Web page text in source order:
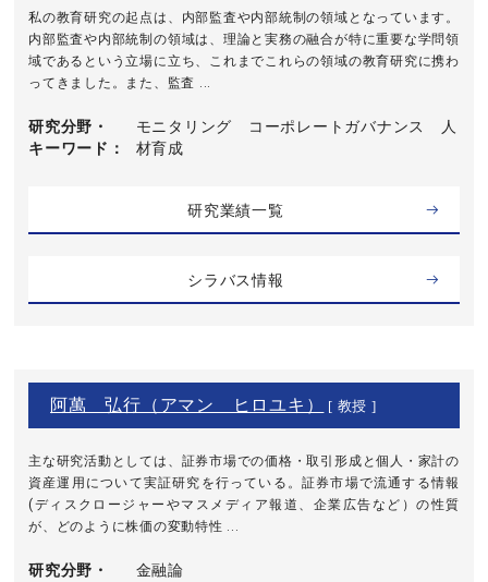
私の教育研究の起点は、内部監査や内部統制の領域となっています。
内部監査や内部統制の領域は、理論と実務の融合が特に重要な学問領
域であるという立場に立ち、これまでこれらの領域の教育研究に携わ
ってきました。また、監査 ...
研究分野・
キーワード
モニタリング コーポレートガバナンス 人
材育成
研究業績一覧
シラバス情報
阿萬 弘行（アマン ヒロユキ） [ 教授 ]
主な研究活動としては、証券市場での価格・取引形成と個人・家計の
資産運用について実証研究を行っている。証券市場で流通する情報
(ディスクロージャーやマスメディア報道、企業広告など）の性質
が、どのように株価の変動特性 ...
研究分野・
金融論